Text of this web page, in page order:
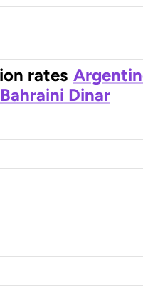
rates
Bahraini Dinar